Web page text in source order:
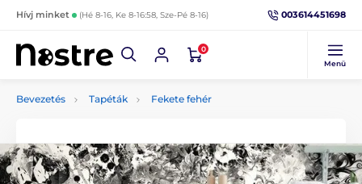
Hívj minket (Hé 8-16, Ke 8-16:58, Sze-Pé 8-16) 003614451698
0
Menü
Bevezetés Tapéták Fekete fehér